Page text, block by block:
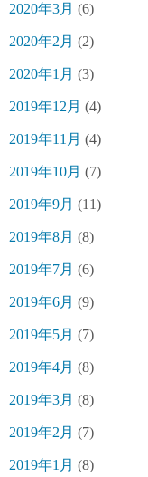
2020年3月 (6)
2020年2月 (2)
2020年1月 (3)
2019年12月 (4)
2019年11月 (4)
2019年10月 (7)
2019年9月 (11)
2019年8月 (8)
2019年7月 (6)
2019年6月 (9)
2019年5月 (7)
2019年4月 (8)
2019年3月 (8)
2019年2月 (7)
2019年1月 (8)